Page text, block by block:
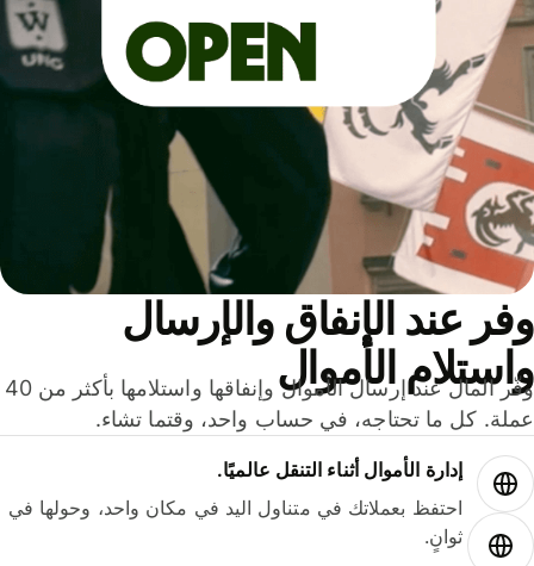
عند الإنفاق والإرسال
الأموال
وفّر المال عند إرسال الأموال وإنفاقها واستلامها بأكثر من 40
كل ما تحتاجه، في حساب واحد، وقتما تشاء.
إدارة الأموال أثناء التنقل عالميًا.
احتفظ بعملاتك في متناول اليد في مكان واحد، وحولها في
ثوانٍ.